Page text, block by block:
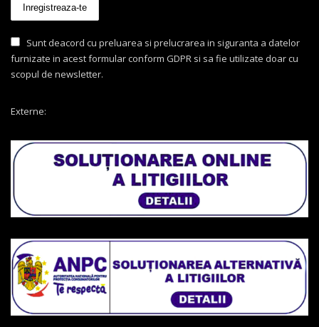
Sunt deacord cu preluarea si prelucrarea in siguranta a datelor
furnizate in acest formular conform GDPR si sa fie utilizate doar cu
scopul de newsletter.
Externe: